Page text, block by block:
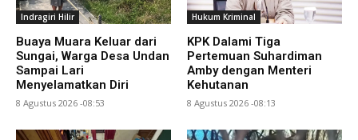
Indragiri Hilir
Buaya Muara Keluar dari
Sungai, Warga Desa Undan
Sampai Lari
Menyelamatkan Diri
8 Agustus 2026 -08:53
Hukum Kriminal
KPK Dalami Tiga
Pertemuan Suhardiman
Amby dengan Menteri
Kehutanan
8 Agustus 2026 -08:13